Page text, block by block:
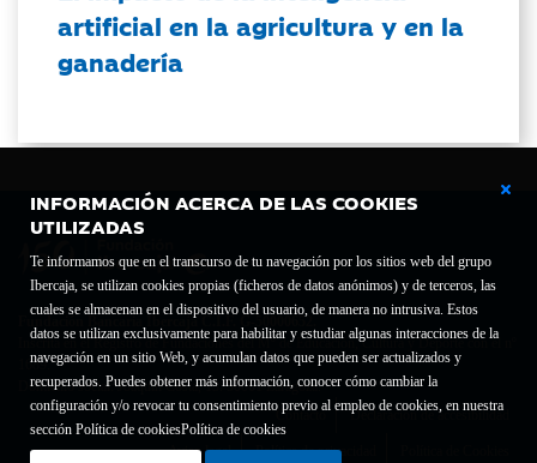
INFORMACIÓN ACERCA DE LAS COOKIES
UTILIZADAS
Te informamos que en el transcurso de tu navegación por los sitios web del grupo
Ibercaja, se utilizan cookies propias (ficheros de datos anónimos) y de terceros, las
cuales se almacenan en el dispositivo del usuario, de manera no intrusiva. Estos
datos se utilizan exclusivamente para habilitar y estudiar algunas interacciones de la
navegación en un sitio Web, y acumulan datos que pueden ser actualizados y
recuperados. Puedes obtener más información, conocer cómo cambiar la
configuración y/o revocar tu consentimiento previo al empleo de cookies, en nuestra
sección Política de cookiesPolítica de cookies
artificial en la agricultura y en la
ganadería
Fundación Bancaria Ibercaja C.I.F. G-50000652.
Inscrita en el Registro de Fundaciones del Mº de Educación, Cultura y Deporte con el nº
1689.
Domicilio social: Joaquín Costa, 13. 50001 Zaragoza.
Contacto
Declaración de accesibilidad
Aviso legal Política de privacidad